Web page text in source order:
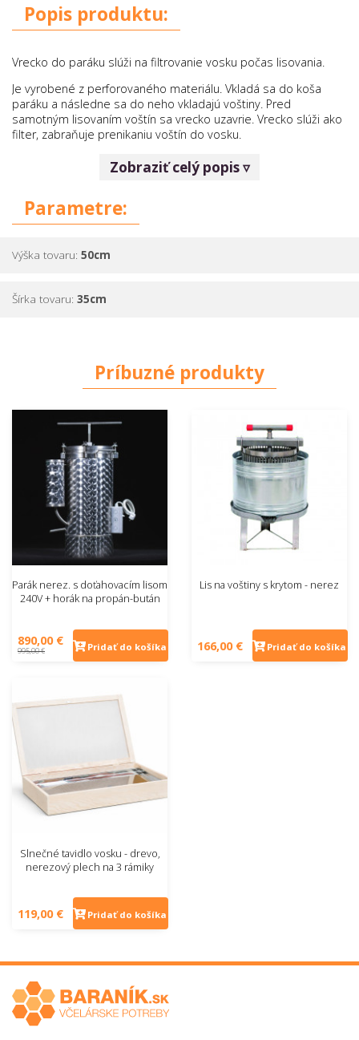
Popis produktu:
Vrecko do paráku slúži na filtrovanie vosku počas lisovania.
Je vyrobené z perforovaného materiálu. Vkladá sa do koša
paráku a následne sa do neho vkladajú voštiny. Pred
samotným lisovaním voštín sa vrecko uzavrie. Vrecko slúži ako
filter, zabraňuje prenikaniu voštín do vosku.
Zobraziť celý popis ▿
Parametre:
Výška tovaru: 50cm
Šírka tovaru: 35cm
Príbuzné produkty
Parák nerez. s doťahovacím lisom
240V + horák na propán-bután
890,00 €
995,00 € Pridať do košíka
Lis na voštiny s krytom - nerez
166,00 € Pridať do košíka
Slnečné tavidlo vosku - drevo,
nerezový plech na 3 rámiky
119,00 € Pridať do košíka